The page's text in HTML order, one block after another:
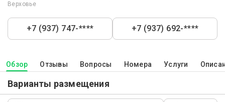
Верховье
+7 (937) 747-**** +7 (937) 692-****
Обзор Отзывы Вопросы Номера Услуги
Варианты размещения